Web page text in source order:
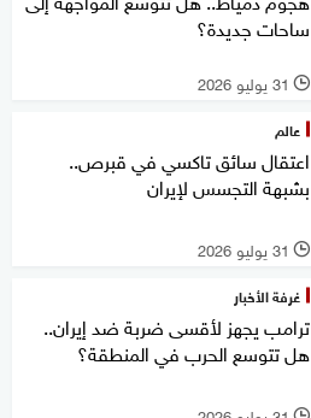
ساحات جديدة؟
l 31 يوليو 2026
عالم
اعتقال سائق تاكسي في قبرص..
بشبهة التجسس لإيران
l 31 يوليو 2026
غرفة الأخبار
ترامب يجهز لأقسى ضربة ضد إيران..
هل تتوسع الحرب في المنطقة؟